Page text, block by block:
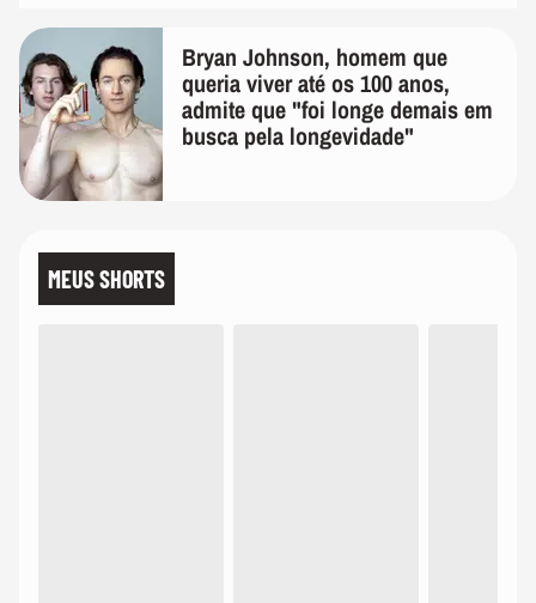
Bryan Johnson, homem que
queria viver até os 100 anos,
admite que "foi longe demais em
busca pela longevidade"
MEUS SHORTS